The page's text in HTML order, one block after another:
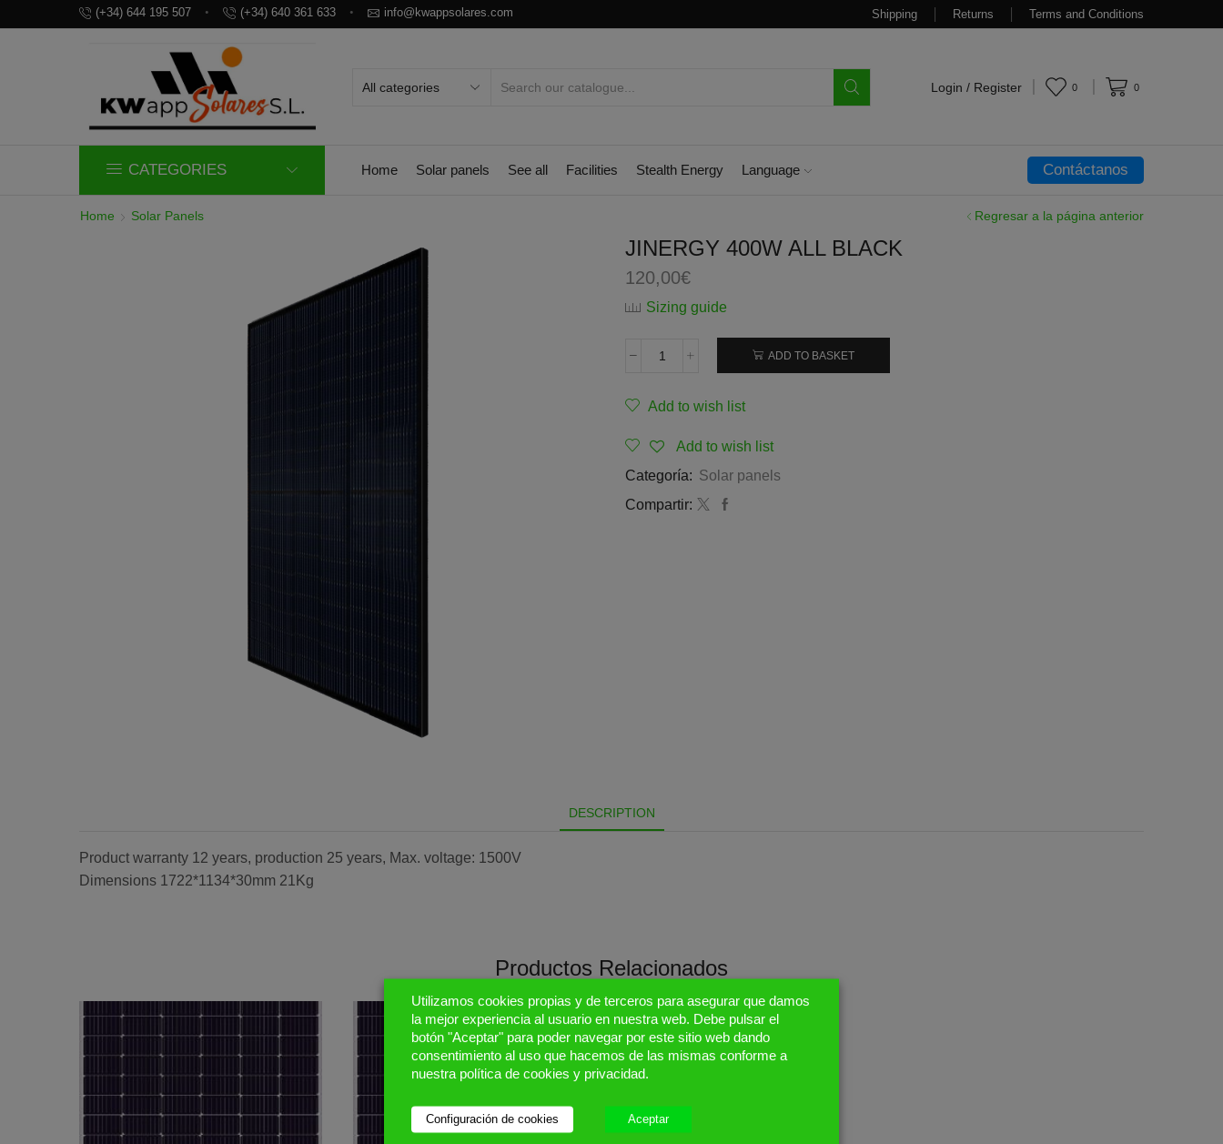
(+34) 644 195 507 (+34) 640 361 633 info@kwappsolares.com Shipping Returns Terms and Conditions
Login / Register 0 0
CATEGORIES Home Solar panels See all Facilities Stealth Energy Language Contáctanos
Home Solar Panels Regresar a la página anterior
JINERGY 400W ALL BLACK
120,00€
Sizing guide
ADD TO BASKET
Add to wish list
Add to wish list
Categoría: Solar panels
Compartir:
DESCRIPTION
Product warranty 12 years, production 25 years, Max. voltage: 1500V
Dimensions 1722*1134*30mm 21Kg
Productos Relacionados
Utilizamos cookies propias y de terceros para asegurar que damos
la mejor experiencia al usuario en nuestra web. Debe pulsar el
botón "Aceptar" para poder navegar por este sitio web dando
consentimiento al uso que hacemos de las mismas conforme a
nuestra política de cookies y privacidad.
Configuración de cookies Aceptar